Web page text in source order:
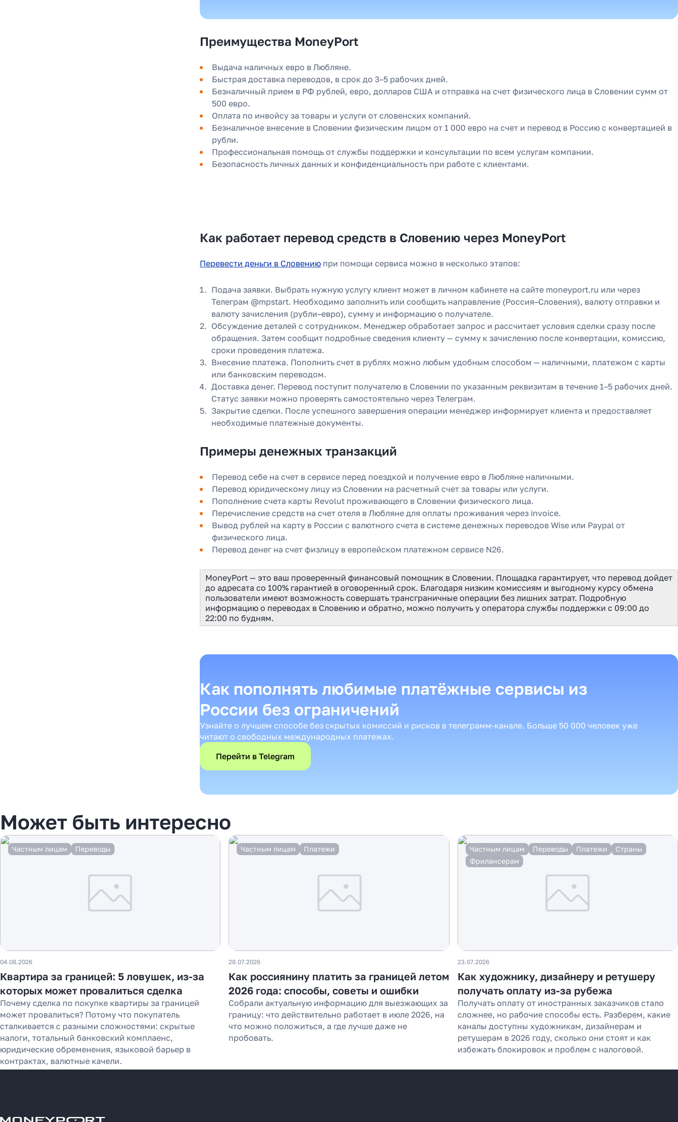
Преимущества MoneyPort
Выдача наличных евро в Любляне.
Быстрая доставка переводов, в срок до 3–5 рабочих дней.
Безналичный прием в РФ рублей, евро, долларов США и отправка на счет физического лица в Словении сумм от
500 евро.
Оплата по инвойсу за товары и услуги от словенских компаний.
Безналичное внесение в Словении физическим лицом от 1 000 евро на счет и перевод в Россию с конвертацией в
рубли.
Профессиональная помощь от службы поддержки и консультации по всем услугам компании.
Безопасность личных данных и конфиденциальность при работе с клиентами.
Как работает перевод средств в Словению через MoneyPort
Перевести деньги в Словению при помощи сервиса можно в несколько этапов:
Подача заявки. Выбрать нужную услугу клиент может в личном кабинете на сайте moneyport.ru или через
Телеграм @mpstart. Необходимо заполнить или сообщить направление (Россия–Словения), валюту отправки и
валюту зачисления (рубли–евро), сумму и информацию о получателе.
Обсуждение деталей с сотрудником. Менеджер обработает запрос и рассчитает условия сделки сразу после
обращения. Затем сообщит подробные сведения клиенту — сумму к зачислению после конвертации, комиссию,
сроки проведения платежа.
Внесение платежа. Пополнить счет в рублях можно любым удобным способом — наличными, платежом с карты
или банковским переводом.
Доставка денег. Перевод поступит получателю в Словении по указанным реквизитам в течение 1–5 рабочих дней.
Статус заявки можно проверять самостоятельно через Телеграм.
Закрытие сделки. После успешного завершения операции менеджер информирует клиента и предоставляет
необходимые платежные документы.
Примеры денежных транзакций
Перевод себе на счет в сервисе перед поездкой и получение евро в Любляне наличными.
Перевод юридическому лицу из Словении на расчетный счет за товары или услуги.
Пополнение счета карты Revolut проживающего в Словении физического лица.
Перечисление средств на счет отеля в Любляне для оплаты проживания через invoice.
Вывод рублей на карту в России с валютного счета в системе денежных переводов Wise или Paypal от
физического лица.
Перевод денег на счет физлицу в европейском платежном сервисе N26.
MoneyPort — это ваш проверенный финансовый помощник в Словении. Площадка гарантирует, что перевод дойдет
до адресата со 100% гарантией в оговоренный срок. Благодаря низким комиссиям и выгодному курсу обмена
пользователи имеют возможность совершать трансграничные операции без лишних затрат. Подробную
информацию о переводах в Словению и обратно, можно получить у оператора службы поддержки с 09:00 до
22:00 по будням.
Как пополнять любимые платёжные сервисы из
России без ограничений
Узнайте о лучшем способе без скрытых комиссий и рисков в телеграмм-канале. Больше 50 000 человек уже
читают о свободных международных платежах.
Перейти в Telegram
Может быть интересно
Частным лицам Переводы
04.08.2026
Квартира за границей: 5 ловушек, из-за
которых может провалиться сделка
Почему сделка по покупке квартиры за границей
может провалиться? Потому что покупатель
сталкивается с разными сложностями: скрытые
налоги, тотальный банковский комплаенс,
юридические обременения, языковой барьер в
контрактах, валютные качели.
Частным лицам Платежи
28.07.2026
Как россиянину платить за границей летом
2026 года: способы, советы и ошибки
Собрали актуальную информацию для выезжающих за
границу: что действительно работает в июле 2026, на
что можно положиться, а где лучше даже не
пробовать.
Частным лицам Переводы Платежи
Страны
Фрилансерам
23.07.2026
Как художнику, дизайнеру и ретушеру
получать оплату из-за рубежа
Получать оплату от иностранных заказчиков стало
сложнее, но рабочие способы есть. Разберем, какие
каналы доступны художникам, дизайнерам и
ретушерам в 2026 году, сколько они стоят и как
избежать блокировок и проблем с налоговой.
Как перевести деньги
за 2 часа вместо 120
Рассказали, почему банки уступили
в 2025 году
Узнать